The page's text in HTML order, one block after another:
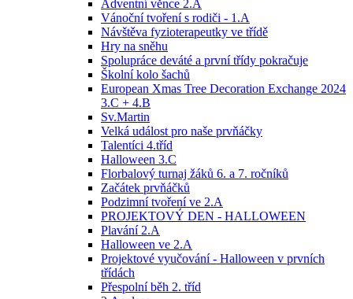
Adventní věnce 2.A
Vánoční tvoření s rodiči - 1.A
Návštěva fyzioterapeutky ve třídě
Hry na sněhu
Spolupráce deváté a první třídy pokračuje
Školní kolo šachů
European Xmas Tree Decoration Exchange 2024
3.C + 4.B
Sv.Martin
Velká událost pro naše prvňáčky
Talentíci 4.tříd
Halloween 3.C
Florbalový turnaj žáků 6. a 7. ročníků
Začátek prvňáčků
Podzimní tvoření ve 2.A
PROJEKTOVÝ DEN - HALLOWEEN
Plavání 2.A
Halloween ve 2.A
Projektové vyučování - Halloween v prvních
třídách
Přespolní běh 2. tříd